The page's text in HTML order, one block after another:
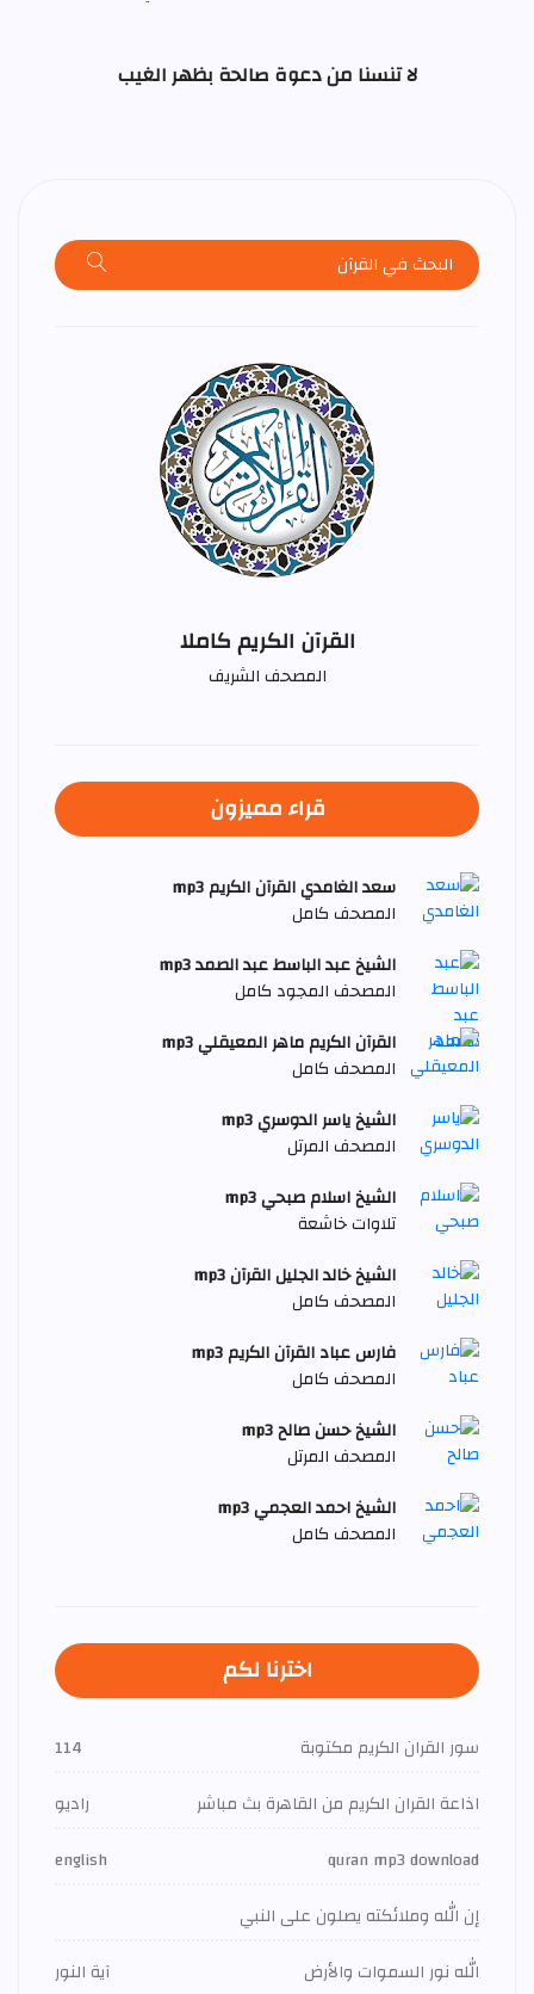
لا تنسنا من دعوة صالحة بظهر الغيب
القرآن الكريم كاملا
المصحف الشريف
قراء مميزون
سعد الغامدي القرآن الكريم mp3
المصحف كامل
الشيخ عبد الباسط عبد الصمد mp3
المصحف المجود كامل
القرآن الكريم ماهر المعيقلي mp3
المصحف كامل
الشيخ ياسر الدوسري mp3
المصحف المرتل
الشيخ اسلام صبحي mp3
تلاوات خاشعة
الشيخ خالد الجليل القرآن mp3
المصحف كامل
فارس عباد القرآن الكريم mp3
المصحف كامل
الشيخ حسن صالح mp3
المصحف المرتل
الشيخ احمد العجمي mp3
المصحف كامل
اخترنا لكم
سور القران الكريم مكتوبة
114
اذاعة القران الكريم من القاهرة بث مباشر
راديو
quran mp3 download
english
إن الله وملائكته يصلون على النبي
الله نور السموات والأرض
آية النور